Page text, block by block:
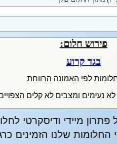
פירוש חלום:
בגד קרוע
לפי האמונה הרווחת
נעימים ומצבים לא קלים
מיידי ודיסקרטי
שלנו הזמינים